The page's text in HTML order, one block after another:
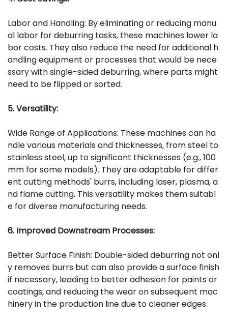
Labor and Handling: By eliminating or reducing manu
al labor for deburring tasks, these machines lower la
bor costs. They also reduce the need for additional h
andling equipment or processes that would be nece
ssary with single-sided deburring, where parts might
need to be flipped or sorted.
5. Versatility:
Wide Range of Applications: These machines can ha
ndle various materials and thicknesses, from steel to
stainless steel, up to significant thicknesses (e.g., 100
mm for some models). They are adaptable for differ
ent cutting methods' burrs, including laser, plasma, a
nd flame cutting. This versatility makes them suitabl
e for diverse manufacturing needs.
6. Improved Downstream Processes:
Better Surface Finish: Double-sided deburring not onl
y removes burrs but can also provide a surface finish
if necessary, leading to better adhesion for paints or
coatings, and reducing the wear on subsequent mac
hinery in the production line due to cleaner edges.